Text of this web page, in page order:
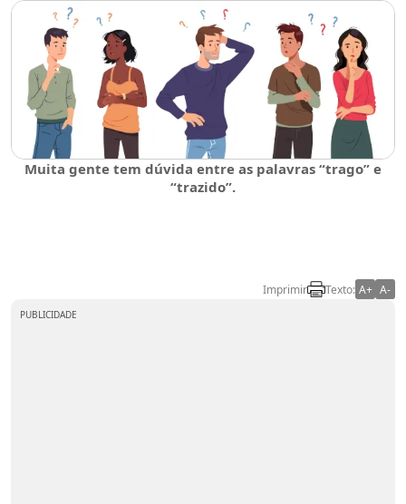
Muita gente tem dúvida entre as palavras “trago” e
“trazido”.
Imprimir Texto: A+ A-
PUBLICIDADE